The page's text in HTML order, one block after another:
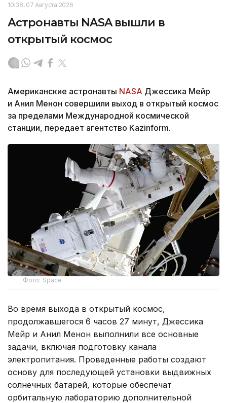
10:38, 07 Августа 2026
Астронавты NASA вышли в
открытый космос
Американские астронавты NASA Джессика Мейр
и Анил Менон совершили выход в открытый космос
за пределами Международной космической
станции, передает агентство Kazinform.
Фото: Space
Во время выхода в открытый космос,
продолжавшегося 6 часов 27 минут, Джессика
Мейр и Анил Менон выполнили все основные
задачи, включая подготовку канала
электропитания. Проведенные работы создают
основу для последующей установки выдвижных
солнечных батарей, которые обеспечат
орбитальную лабораторию дополнительной